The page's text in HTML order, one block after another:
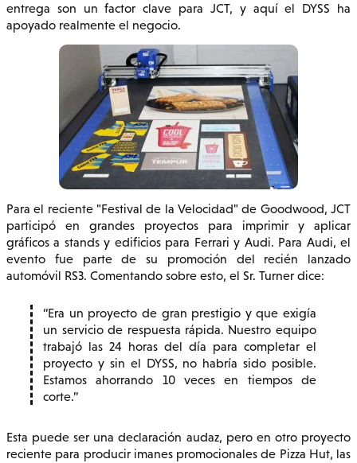
entrega son un factor clave para JCT, y aquí el DYSS ha
apoyado realmente el negocio.
Para el reciente "Festival de la Velocidad" de Goodwood, JCT
participó en grandes proyectos para imprimir y aplicar
gráficos a stands y edificios para Ferrari y Audi. Para Audi, el
evento fue parte de su promoción del recién lanzado
automóvil RS3. Comentando sobre esto, el Sr. Turner dice:
Era un proyecto de gran prestigio y que exigía
un servicio de respuesta rápida. Nuestro equipo
trabajó las 24 horas del día para completar el
proyecto y sin el DYSS, no habría sido posible.
Estamos ahorrando 10 veces en tiempos de
corte.
Esta puede ser una declaración audaz, pero en otro proyecto
reciente para producir imanes promocionales de Pizza Hut, las